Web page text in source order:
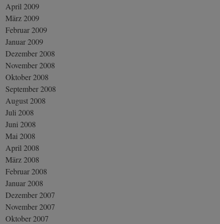
April 2009
März 2009
Februar 2009
Januar 2009
Dezember 2008
November 2008
Oktober 2008
September 2008
August 2008
Juli 2008
Juni 2008
Mai 2008
April 2008
März 2008
Februar 2008
Januar 2008
Dezember 2007
November 2007
Oktober 2007